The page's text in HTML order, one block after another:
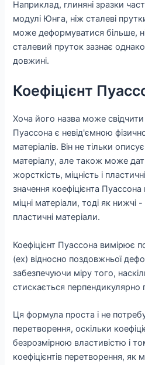
Наприклад, глиняні зразки
модулі Юнга, ніж сталеві
може деформуватися більше,
сталевий пруток зазнає
довжині.
Коефіцієнт
Хоча його назва може свідчити
Пуассона є невід'ємною
матеріалів. Він не тільки
матеріалу, але також може
жорсткість, міцність і
значення коефіцієнта
міцні матеріали, тоді як нижчі
пластичні матеріали.
Коефіцієнт Пуассона вимірює
(ex) відносно поздовжньої
забезпечуючи міру того,
стискається перпендикулярно
Ця формула проста і не
перетворення, оскільки
безрозмірною властивістю і
коефіцієнтів перетворення, як